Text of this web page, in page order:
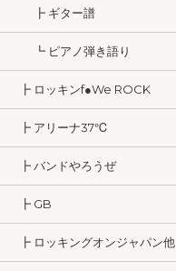
┣ ギター譜
┗ ピアノ弾き語り
┣ ロッキンf●We ROCK
┣ アリーナ37℃
┣ バンドやろうぜ
┣ GB
┣ ロッキングオンジャパン他